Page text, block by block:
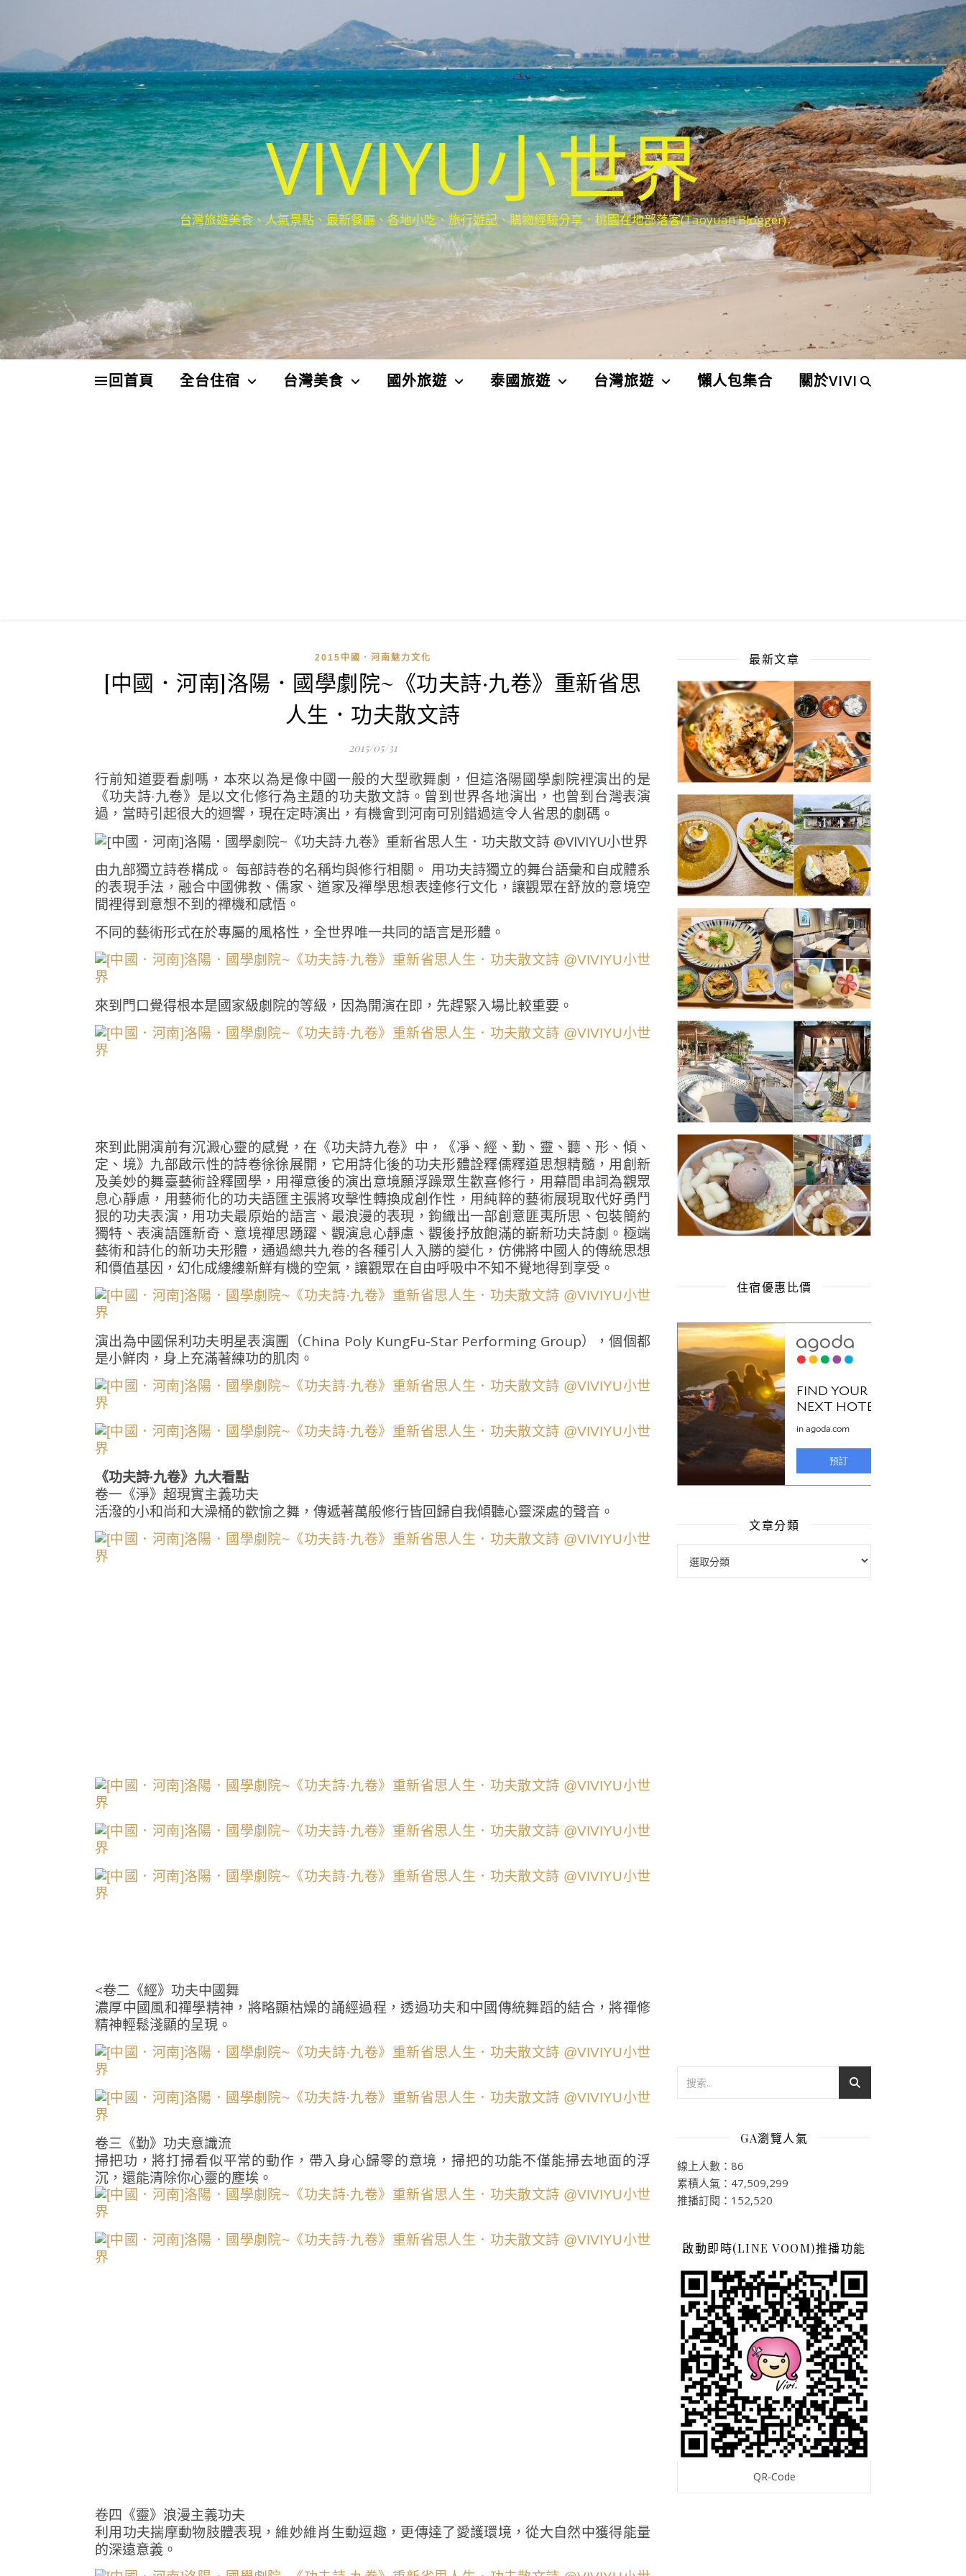
VIVIYU小世界
台灣旅遊美食、人氣景點、最新餐廳、各地小吃、旅行遊記、購物經驗分享．桃園在地部落客(Taoyuan Blogger)
回首頁 全台住宿 台灣美食 國外旅遊 泰國旅遊 台灣旅遊 懶人包集合 關於VIVI
2015中國．河南魅力文化
[中國．河南]洛陽．國學劇院~《功夫詩·九卷》重新省思
人生．功夫散文詩
2015/05/31
行前知道要看劇嗎，本來以為是像中國一般的大型歌舞劇，但這洛陽國學劇院裡演出的是
《功夫詩·九卷》是以文化修行為主題的功夫散文詩。曾到世界各地演出，也曾到台灣表演
過，當時引起很大的迴響，現在定時演出，有機會到河南可別錯過這令人省思的劇碼。
由九部獨立詩卷構成。 每部詩卷的名稱均與修行相關。 用功夫詩獨立的舞台語彙和自成體系
的表現手法，融合中國佛教、儒家、道家及禪學思想表達修行文化，讓觀眾在舒放的意境空
間裡得到意想不到的禪機和感悟。
不同的藝術形式在於專屬的風格性，全世界唯一共同的語言是形體。
來到門口覺得根本是國家級劇院的等級，因為開演在即，先趕緊入場比較重要。
來到此開演前有沉澱心靈的感覺，在《功夫詩九卷》中，《凈、經、勤、靈、聽、形、傾、
定、境》九部啟示性的詩卷徐徐展開，它用詩化後的功夫形體詮釋儒釋道思想精髓，用創新
及美妙的舞臺藝術詮釋國學，用禪意後的演出意境願浮躁眾生歡喜修行，用幕間串詞為觀眾
息心靜慮，用藝術化的功夫語匯主張將攻擊性轉換成創作性，用純粹的藝術展現取代好勇鬥
狠的功夫表演，用功夫最原始的語言、最浪漫的表現，鉤織出一部創意匪夷所思、包裝簡約
獨特、表演語匯新奇、意境禪思踴躍、觀演息心靜慮、觀後抒放飽滿的嶄新功夫詩劇。極端
藝術和詩化的新功夫形體，通過總共九卷的各種引人入勝的變化，仿佛將中國人的傳統思想
和價值基因，幻化成縷縷新鮮有機的空氣，讓觀眾在自由呼吸中不知不覺地得到享受。
演出為中國保利功夫明星表演團（China Poly KungFu-Star Performing Group），個個都
是小鮮肉，身上充滿著練功的肌肉。
《功夫詩·九卷》九大看點
卷一《淨》超現實主義功夫
活潑的小和尚和大澡桶的歡愉之舞，傳遞著萬般修行皆回歸自我傾聽心靈深處的聲音。
<卷二《經》功夫中國舞
濃厚中國風和禪學精神，將略顯枯燥的誦經過程，透過功夫和中國傳統舞蹈的結合，將禪修
精神輕鬆淺顯的呈現。
卷三《勤》功夫意識流
掃把功，將打掃看似平常的動作，帶入身心歸零的意境，掃把的功能不僅能掃去地面的浮
沉，還能清除你心靈的塵埃。
卷四《靈》浪漫主義功夫
利用功夫揣摩動物肢體表現，維妙維肖生動逗趣，更傳達了愛護環境，從大自然中獲得能量
的深遠意義。
最新文章
住宿優惠比價
文章分類
GA瀏覽人氣
線上人數：86
累積人氣：47,509,299
推播訂閱：152,520
啟動即時(LINE VOOM)推播功能
QR-Code